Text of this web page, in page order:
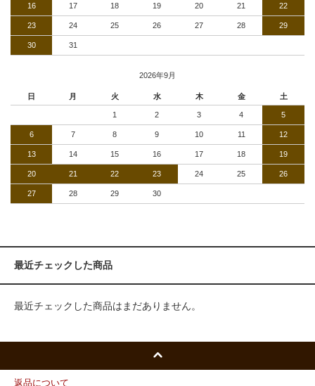
16 17 18 19 20 21 22
23 24 25 26 27 28 29
30 31
2026年9月
日 月 火 水 木 金 土
1 2 3 4 5
6 7 8 9 10 11 12
13 14 15 16 17 18 19
20 21 22 23 24 25 26
27 28 29 30
最近チェックした商品
最近チェックした商品はまだありません。
返品について